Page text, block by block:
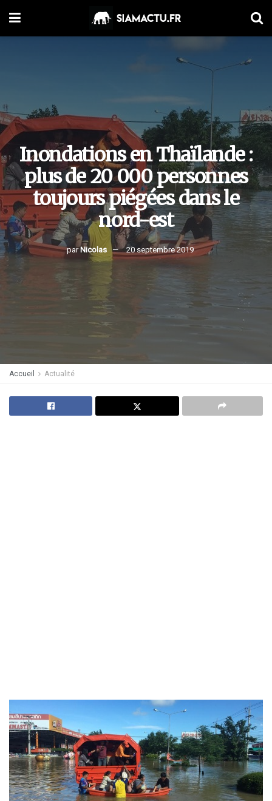
Inondations en Thaïlande :
plus de 20 000 personnes
toujours piégées dans le
nord-est
par Nicolas 20 septembre 2019
Accueil Actualité